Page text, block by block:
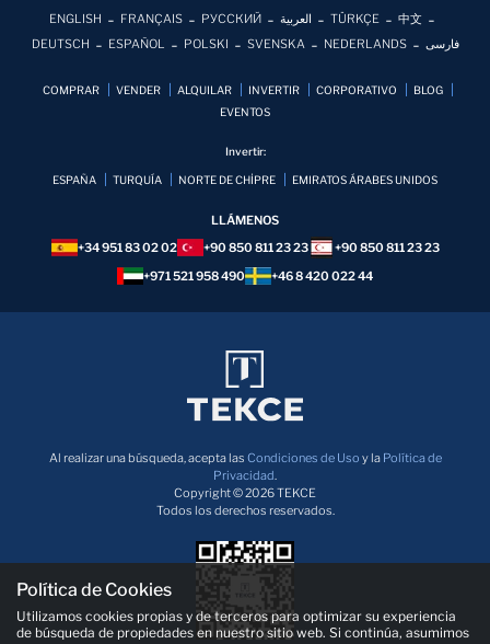
ENGLISH FRANÇAIS РУССКИЙ العربية TÜRKÇE
中文
DEUTSCH
ESPAÑOL POLSKI SVENSKA NEDERLANDS فارسی
COMPRAR VENDER ALQUILAR INVERTIR CORPORATIVO
BLOG
EVENTOS
Invertir:
ESPAÑA TURQUÍA NORTE DE CHİPRE EMIRATOS ÁRABES UNIDOS
LLÁMENOS
+34 951 83 02 02
+90 850 811 23 23
+90 850 811 23 23
+971 521 958 490
+46 8 420 022 44
Al realizar una búsqueda, acepta las Condiciones de Uso y la Política de
Privacidad.
Copyright © 2026 TEKCE
Todos los derechos reservados.
Política de Cookies
Utilizamos cookies propias y de terceros para optimizar su experiencia
de búsqueda de propiedades en nuestro sitio web. Si continúa, asumimos